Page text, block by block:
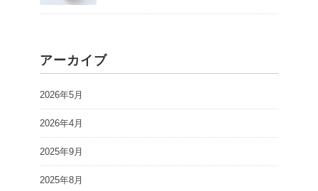
アーカイブ
2026年5月
2026年4月
2025年9月
2025年8月